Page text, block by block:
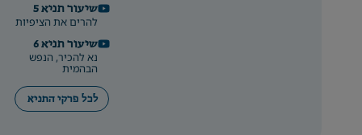
שיעור תניא 5
להרים את הציפיות
שיעור תניא 6
נא להכיר, הנפש
הבהמית
לכל פרקי התניא